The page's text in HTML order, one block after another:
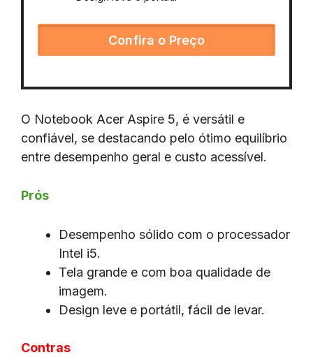
Confira o Preço
O Notebook Acer Aspire 5, é versátil e
confiável, se destacando pelo ótimo equilíbrio
entre desempenho geral e custo acessível.
Prós
Desempenho sólido com o processador
Intel i5.
Tela grande e com boa qualidade de
imagem.
Design leve e portátil, fácil de levar.
Contras